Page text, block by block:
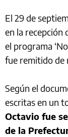
El 29 de
en la recepción
el programa
fue remitido de
Según el
escritas en un
Octavio fue
de la